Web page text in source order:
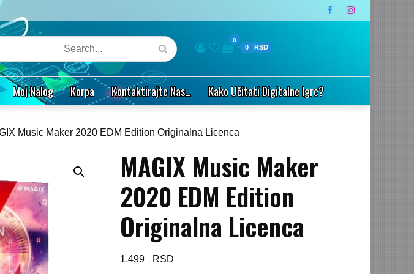
0
0
Moj Nalog Korpa Kontaktirajte Nas… Kako Učitati Digitalne Igre?
Music Maker 2020 EDM Edition Originalna Licenca
MAGIX Music Maker
2020 EDM Edition
Originalna Licenca
1.499